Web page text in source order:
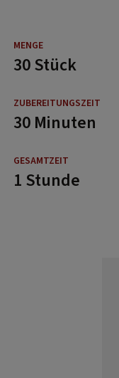
30 Stück
30 Minuten
1 Stunde